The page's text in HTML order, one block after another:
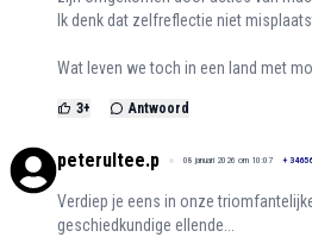
Ik denk dat zelfreflectie niet
Wat leven we toch in een land met
3+ Antwoord
peterultee.p 08 januari 2026 om 10:07 + 34656
Verdiep je eens in onze
geschiedkundige ellende...